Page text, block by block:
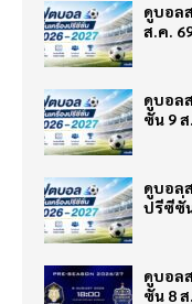
ดูบอล
ส.ค.
ดูบอล
ซั่น 9
ดูบอล
ปรีซีซั่
ดูบอล
ซั่น 8